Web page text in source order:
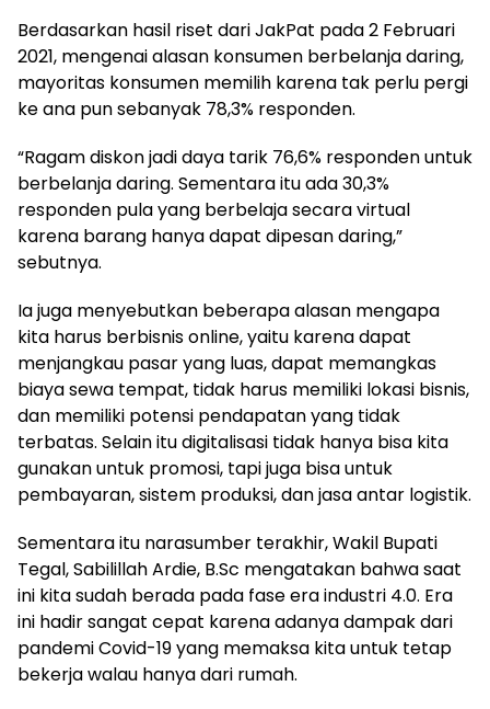
Berdasarkan hasil riset dari JakPat pada 2 Februari
2021, mengenai alasan konsumen berbelanja daring,
mayoritas konsumen memilih karena tak perlu pergi
ke ana pun sebanyak 78,3% responden.
“Ragam diskon jadi daya tarik 76,6% responden untuk
berbelanja daring. Sementara itu ada 30,3%
responden pula yang berbelaja secara virtual
karena barang hanya dapat dipesan daring,”
sebutnya.
Ia juga menyebutkan beberapa alasan mengapa
kita harus berbisnis online, yaitu karena dapat
menjangkau pasar yang luas, dapat memangkas
biaya sewa tempat, tidak harus memiliki lokasi bisnis,
dan memiliki potensi pendapatan yang tidak
terbatas. Selain itu digitalisasi tidak hanya bisa kita
gunakan untuk promosi, tapi juga bisa untuk
pembayaran, sistem produksi, dan jasa antar logistik.
Sementara itu narasumber terakhir, Wakil Bupati
Tegal, Sabilillah Ardie, B.Sc mengatakan bahwa saat
ini kita sudah berada pada fase era industri 4.0. Era
ini hadir sangat cepat karena adanya dampak dari
pandemi Covid-19 yang memaksa kita untuk tetap
bekerja walau hanya dari rumah.